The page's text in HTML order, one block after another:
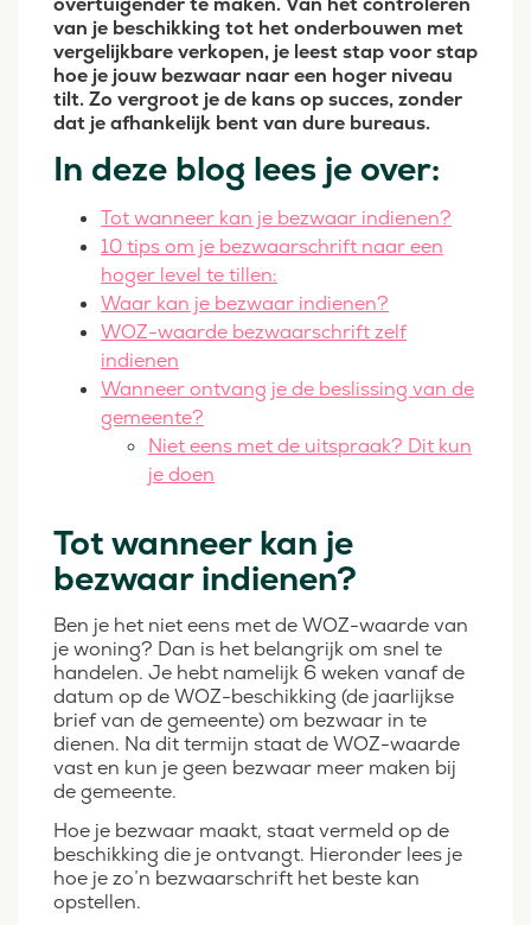
van je beschikking tot het onderbouwen met
vergelijkbare verkopen, je leest stap voor stap
hoe je jouw bezwaar naar een hoger niveau
tilt.Zo vergroot je de kans op succes, zonder
dat je afhankelijk bent van dure bureaus.
In deze blog lees je over:
Tot wanneer kan je bezwaar indienen?
10 tips om je bezwaarschrift naar een
hoger level te tillen:
Waar kan je bezwaar indienen?
WOZ-waarde bezwaarschrift zelf
indienen
Wanneer ontvang je de beslissing van de
gemeente?
Niet eens met de uitspraak? Dit kun
je doen
Tot wanneer kan je
bezwaar indienen?
Ben je het niet eens met de WOZ-waarde van
je woning? Dan is het belangrijk om snel te
handelen. Je hebt namelijk 6 weken vanaf de
datum op de WOZ-beschikking (de jaarlijkse
brief van de gemeente) om bezwaar in te
dienen. Na dit termijn staat de WOZ-waarde
vast en kun je geen bezwaar meer maken bij
de gemeente.
Hoe je bezwaar maakt, staat vermeld op de
beschikking die je ontvangt. Hieronder lees je
hoe je zo’n bezwaarschrift het beste kan
opstellen.